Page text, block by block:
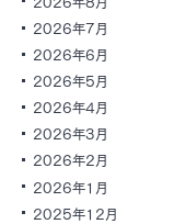
2026年7月
2026年6月
2026年5月
2026年4月
2026年3月
2026年2月
2026年1月
2025年12月